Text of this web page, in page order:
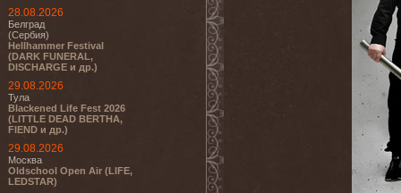
28.08.2026
Белград
(Сербия)
Hellhammer Festival
(DARK FUNERAL,
DISCHARGE и др.)
29.08.2026
Тула
Blackened Life Fest 2026
(LITTLE DEAD BERTHA,
FIEND и др.)
29.08.2026
Москва
Oldschool Open Air (LIFE,
LEDSTAR)